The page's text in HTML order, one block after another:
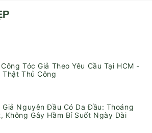
Công Tóc Giả Theo Yêu Cầu Tại HCM -
Thật Thủ Công
Giả Nguyên Đầu Có Da Đầu: Thoáng
Không Gây Hầm Bí Suốt Ngày Dài